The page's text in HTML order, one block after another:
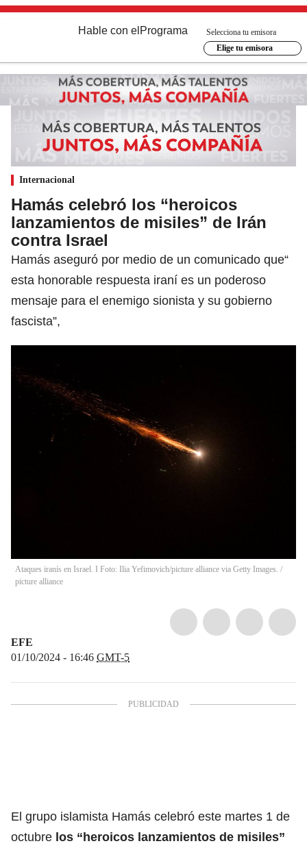
Hable con el Programa
Selecciona tu emisora
Elige tu emisora
Internacional
Hamás celebró los “heroicos
lanzamientos de misiles” de Irán
contra Israel
Hamás aseguró por medio de un comunicado que“
esta honorable respuesta iraní es un poderoso
mensaje para el enemigo sionista y su gobierno
fascista”,
Ataques iranís en Israel. I Foto: Ilia Yefimovich/picture alliance via Getty Images. /
picture alliance
EFE
01/10/2024 - 16:46 GMT-5
El grupo islamista Hamás celebró este martes 1 de
octubre los “heroicos lanzamientos de misiles”